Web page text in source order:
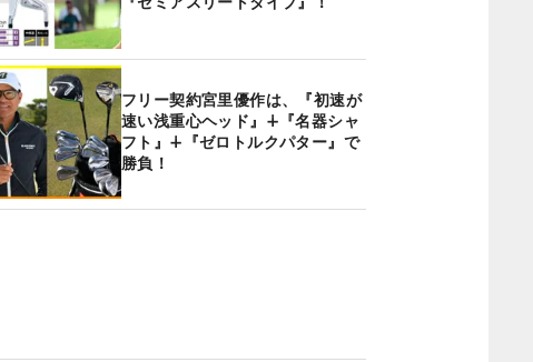
フリー契約宮里優作は、『初速が
速い浅重心ヘッド』∔『名器シャ
フト』∔『ゼロトルクパター』で
勝負！